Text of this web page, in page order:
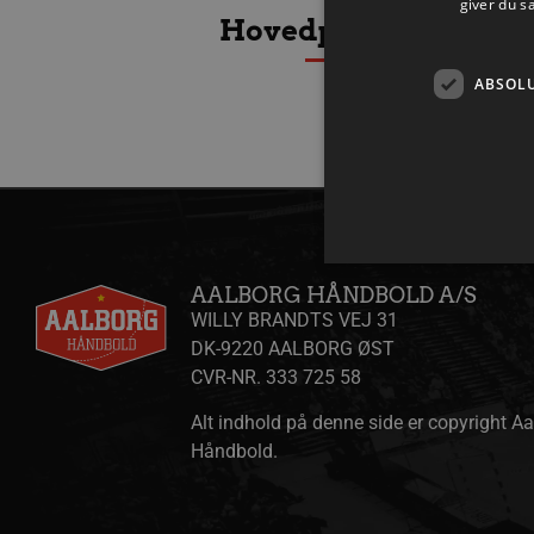
Hovedpartnere
AALBORG HÅNDBOLD A/S
WILLY BRANDTS VEJ 31
DK-9220 AALBORG ØST
CVR-NR. 333 725 58
Alt indhold på denne side er copyright
Håndbold.
giver du
Absolut nødvendige
Navn